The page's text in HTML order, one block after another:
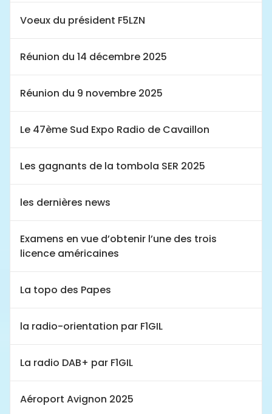
Voeux du président F5LZN
Réunion du 14 décembre 2025
Réunion du 9 novembre 2025
Le 47ème Sud Expo Radio de Cavaillon
Les gagnants de la tombola SER 2025
les dernières news
Examens en vue d’obtenir l’une des trois
licence américaines
La topo des Papes
la radio-orientation par F1GIL
La radio DAB+ par F1GIL
Aéroport Avignon 2025